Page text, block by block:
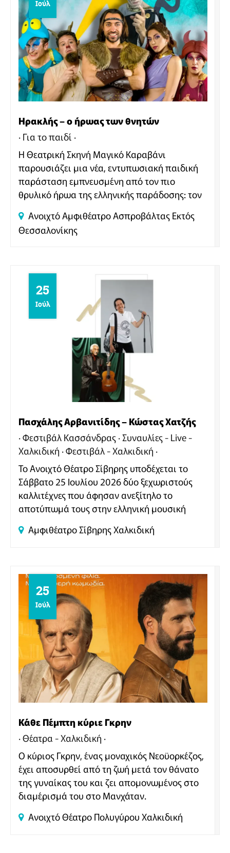
Ιούλ
Ηρακλής – ο ήρωας των θνητών
Για το παιδί
Η Θεατρική Σκηνή Μαγικό Καραβάνι
παρουσιάζει μια νέα, εντυπωσιακή παιδική
παράσταση εμπνευσμένη από τον πιο
θρυλικό ήρωα της ελληνικής παράδοσης: τον
Ανοιχτό Αμφιθέατρο ΑσπροβάλταςΕκτός
Θεσσαλονίκης
25
Ιούλ
Πασχάλης Αρβανιτίδης – Κώστας Χατζής
Φεστιβάλ Κασσάνδρας Συναυλίες - Live -
Χαλκιδική Φεστιβάλ - Χαλκιδική
Το Ανοιχτό Θέατρο Σίβηρης υποδέχεται το
Σάββατο 25 Ιουλίου 2026 δύο ξεχωριστούς
καλλιτέχνες που άφησαν ανεξίτηλο το
αποτύπωμά τους στην ελληνική μουσική
Αμφιθέατρο ΣίβηρηςΧαλκιδική
25
Ιούλ
Κάθε Πέμπτη κύριε Γκρην
Θέατρα - Χαλκιδική
Ο κύριος Γκρην, ένας μοναχικός Νεοϋορκέζος,
έχει αποσυρθεί από τη ζωή μετά τον θάνατο
της γυναίκας του και ζει απομονωμένος στο
διαμέρισμά του στο Μανχάταν.
Ανοιχτό Θέατρο ΠολυγύρουΧαλκιδική